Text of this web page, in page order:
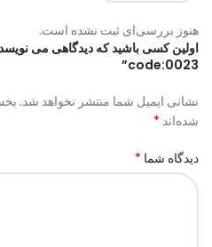
هنوز بررسی‌ای ثبت نشده است.
اولین کسی باشید که دیدگاهی می
code:0023”
نشانی ایمیل شما منتشر نخواهد شد.
شده‌اند *
دیدگاه شما *